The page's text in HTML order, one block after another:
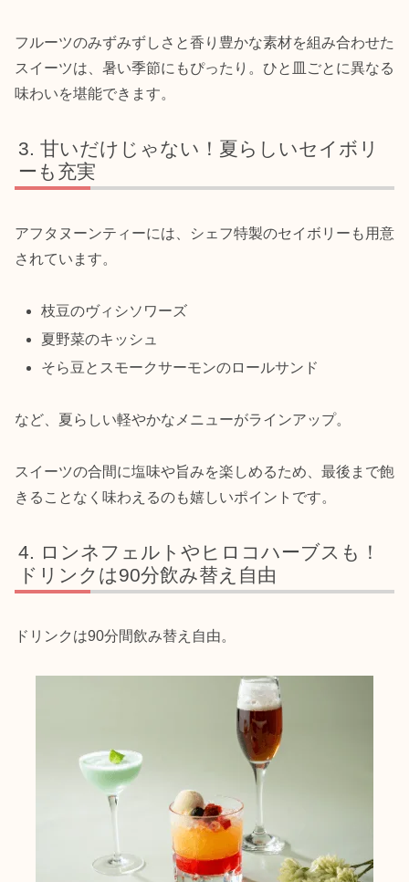
フルーツのみずみずしさと香り豊かな素材を組み合わせた
スイーツは、暑い季節にもぴったり。ひと皿ごとに異なる
味わいを堪能できます。
甘いだけじゃない！夏らしいセイボリ
ーも充実
アフタヌーンティーには、シェフ特製のセイボリーも用意
されています。
枝豆のヴィシソワーズ
夏野菜のキッシュ
そら豆とスモークサーモンのロールサンド
など、夏らしい軽やかなメニューがラインアップ。
スイーツの合間に塩味や旨みを楽しめるため、最後まで飽
きることなく味わえるのも嬉しいポイントです。
ロンネフェルトやヒロコハーブスも！
ドリンクは90分飲み替え自由
ドリンクは90分間飲み替え自由。